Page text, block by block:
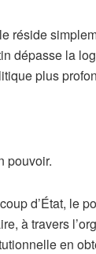
réside
dépasse la
plus
pouvoir.
d’État, le
à travers
en